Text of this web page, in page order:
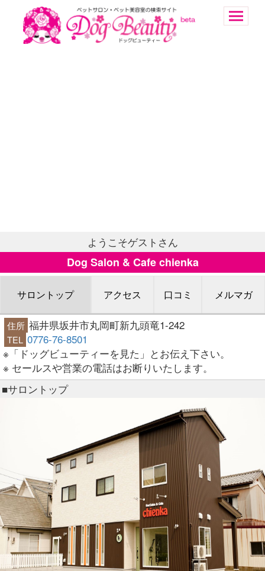
ようこそゲストさん
Dog Salon & Cafe chienka
サロントップ アクセス 口コミ メルマガ
住所 福井県坂井市丸岡町新九頭竜1-242
TEL 0776-76-8501
※「ドッグビューティーを見た」とお伝え下さい。
※ セールスや営業の電話はお断りいたします。
■サロントップ